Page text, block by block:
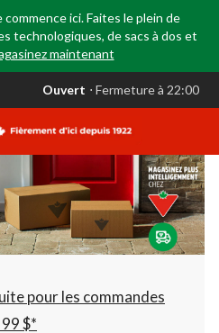
ici. Faites le plein de
technologiques, de sacs à dos et
maintenant
votre
est
AB,
Ouvert,
Fermeture
à
22:00
changer
Ouvert ⋅ Fermeture à 22:00
pour les commandes
$*